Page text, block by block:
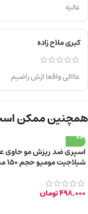
عالیه
کبری ملاح زاده
عااالی واقعا ازش راضیم
همچنین ممکن
اسپری ضد ریزش مو حاوی
498,000تومان